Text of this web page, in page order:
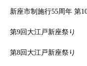
新座市制施行55周年 第
第9回大江戸新座祭り
第8回大江戸新座祭り